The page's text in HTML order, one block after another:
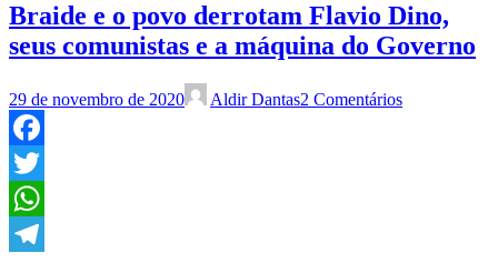
Braide e o povo derrotam Flavio Dino,
seus comunistas e a máquina do Governo
29 de novembro de 2020 Aldir Dantas2 Comentários
Facebook
Twitter
WhatsApp